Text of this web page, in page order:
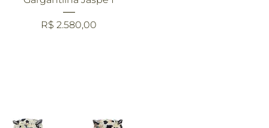
Preço
R$ 2.580,00